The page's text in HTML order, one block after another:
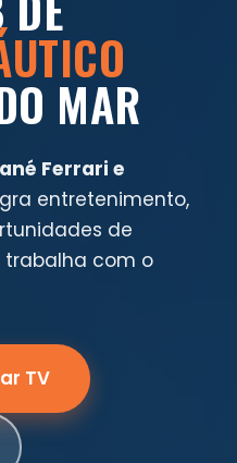
MAR
Ferrari e
entretenimento,
de
trabalha com o
TV